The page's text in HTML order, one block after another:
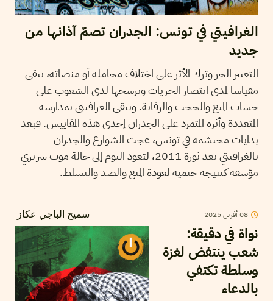
الغرافيتي في تونس: الجدران تصمّ آذانها من
جديد
التعبير الحر وترك الأثر على اختلاف محامله أو منصاته، يبقى
مقياسا لمدى انتصار الحريات وترسخها لدى الشعوب على
حساب المنع والحجب والرقابة. ويبقى الغرافيتي بمدارسه
المتعددة وأثره المتمرد على الجدران إحدى هذه المقاييس. فبعد
بدايات محتشمة في تونس، عجت الشوارع والجدران
بالغرافيتي بعد ثورة 2011، لتعود اليوم إلى حالة موت سريري
مؤسفة كنتيجة حتمية لعودة المنع والصد والتسلط.
سميح الباجي عكاز 08أفريل 2025
نواة في دقيقة:
شعب ينتفض لغزة
وسلطة تكتفي
بالدعاء